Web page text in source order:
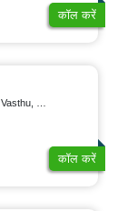
कॉल करें
Tree-Astrology
कॉल करें